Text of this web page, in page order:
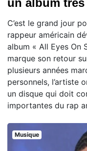
un album
C’est le grand jour
rappeur américain
album « All Eyes On
marque son retour
plusieurs années
personnels, l’artiste
un disque qui doit
importantes du rap
Musique